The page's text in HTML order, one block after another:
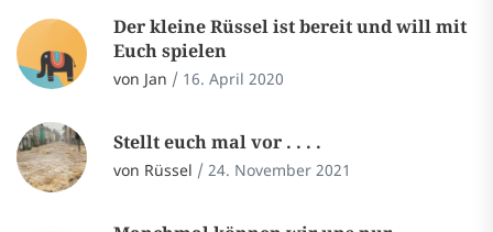
Der kleine Rüssel ist bereit und will mit
Euch spielen
von Jan / 16. April 2020
Stellt euch mal vor . . . .
von Rüssel / 24. November 2021